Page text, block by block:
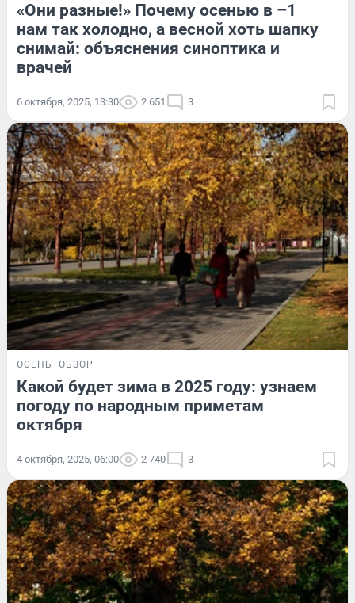
«Они разные!» Почему осенью в –1
нам так холодно, а весной хоть шапку
снимай: объяснения синоптика и
врачей
6 октября, 2025, 13:30 2 651 3
ОСЕНЬ ОБЗОР
Какой будет зима в 2025 году: узнаем
погоду по народным приметам
октября
4 октября, 2025, 06:00 2 740 3